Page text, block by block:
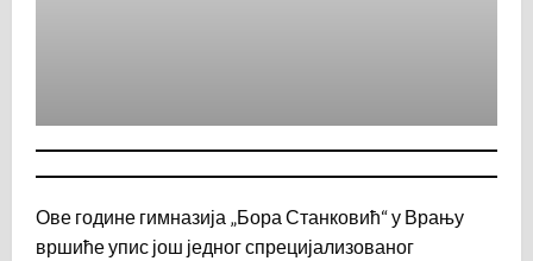
Ове године гимназија „Бора Станковић“ у Врању
вршиће упис још једног спрецијализованог